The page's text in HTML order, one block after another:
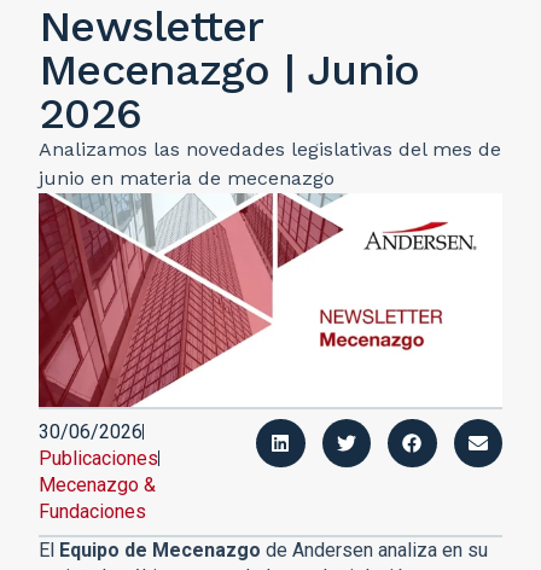
Newsletter
Mecenazgo | Junio
2026
Analizamos las novedades legislativas del mes de
junio en materia de mecenazgo
30/06/2026
Publicaciones
Mecenazgo &
Fundaciones
El Equipo de Mecenazgo de Andersen analiza en su